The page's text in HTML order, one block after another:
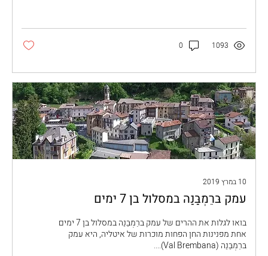
1093
0
10 במרץ 2019
עמק בּרֵמְבַּנַה במסלול בן 7 ימים
בואו לגלות את ההרים של עמק בּרֵמְבַּנַה במסלול בן 7 ימים
אחת מפנינות החן הפחות מוכרות של איטליה, היא עמק
בּרֵמְבַּנַה (Val Brembana)....